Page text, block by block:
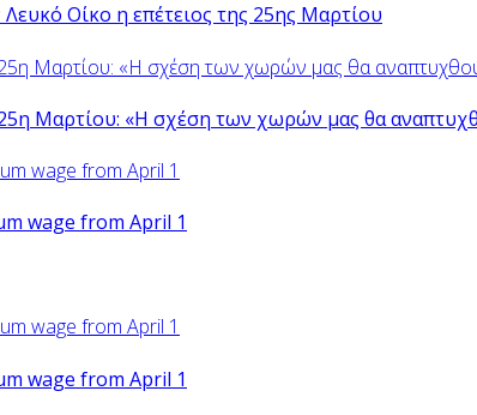
Οίκο η επέτειος της 25ης Μαρτίου
Μαρτίου: «Η σχέση των χωρών μας θα
wage from April 1
wage from April 1